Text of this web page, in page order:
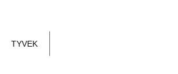
TYVEK